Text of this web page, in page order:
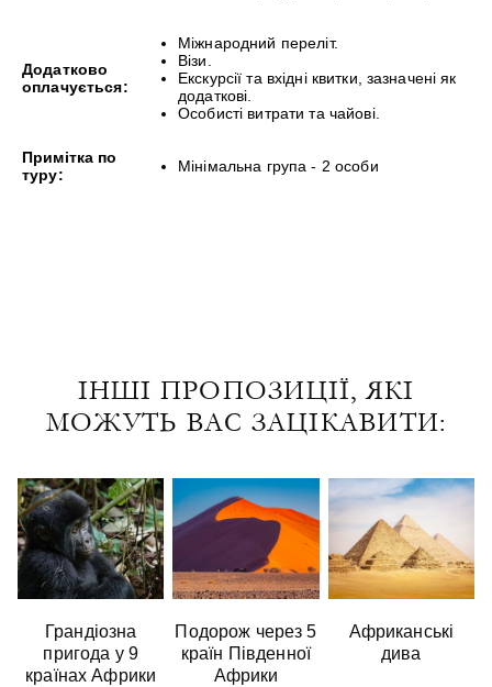
Додатково
оплачується:
Міжнародний переліт.
Візи.
Екскурсії та вхідні квитки, зазначені як
додаткові.
Особисті витрати та чайові.
Примітка по
туру:
Мінімальна група - 2 особи
ІНШІ ПРОПОЗИЦІЇ, ЯКІ
МОЖУТЬ ВАС ЗАЦІКАВИТИ:
Грандіозна
пригода у 9
країнах Африки
Подорож через 5
країн Південної
Африки
Африканські
дива